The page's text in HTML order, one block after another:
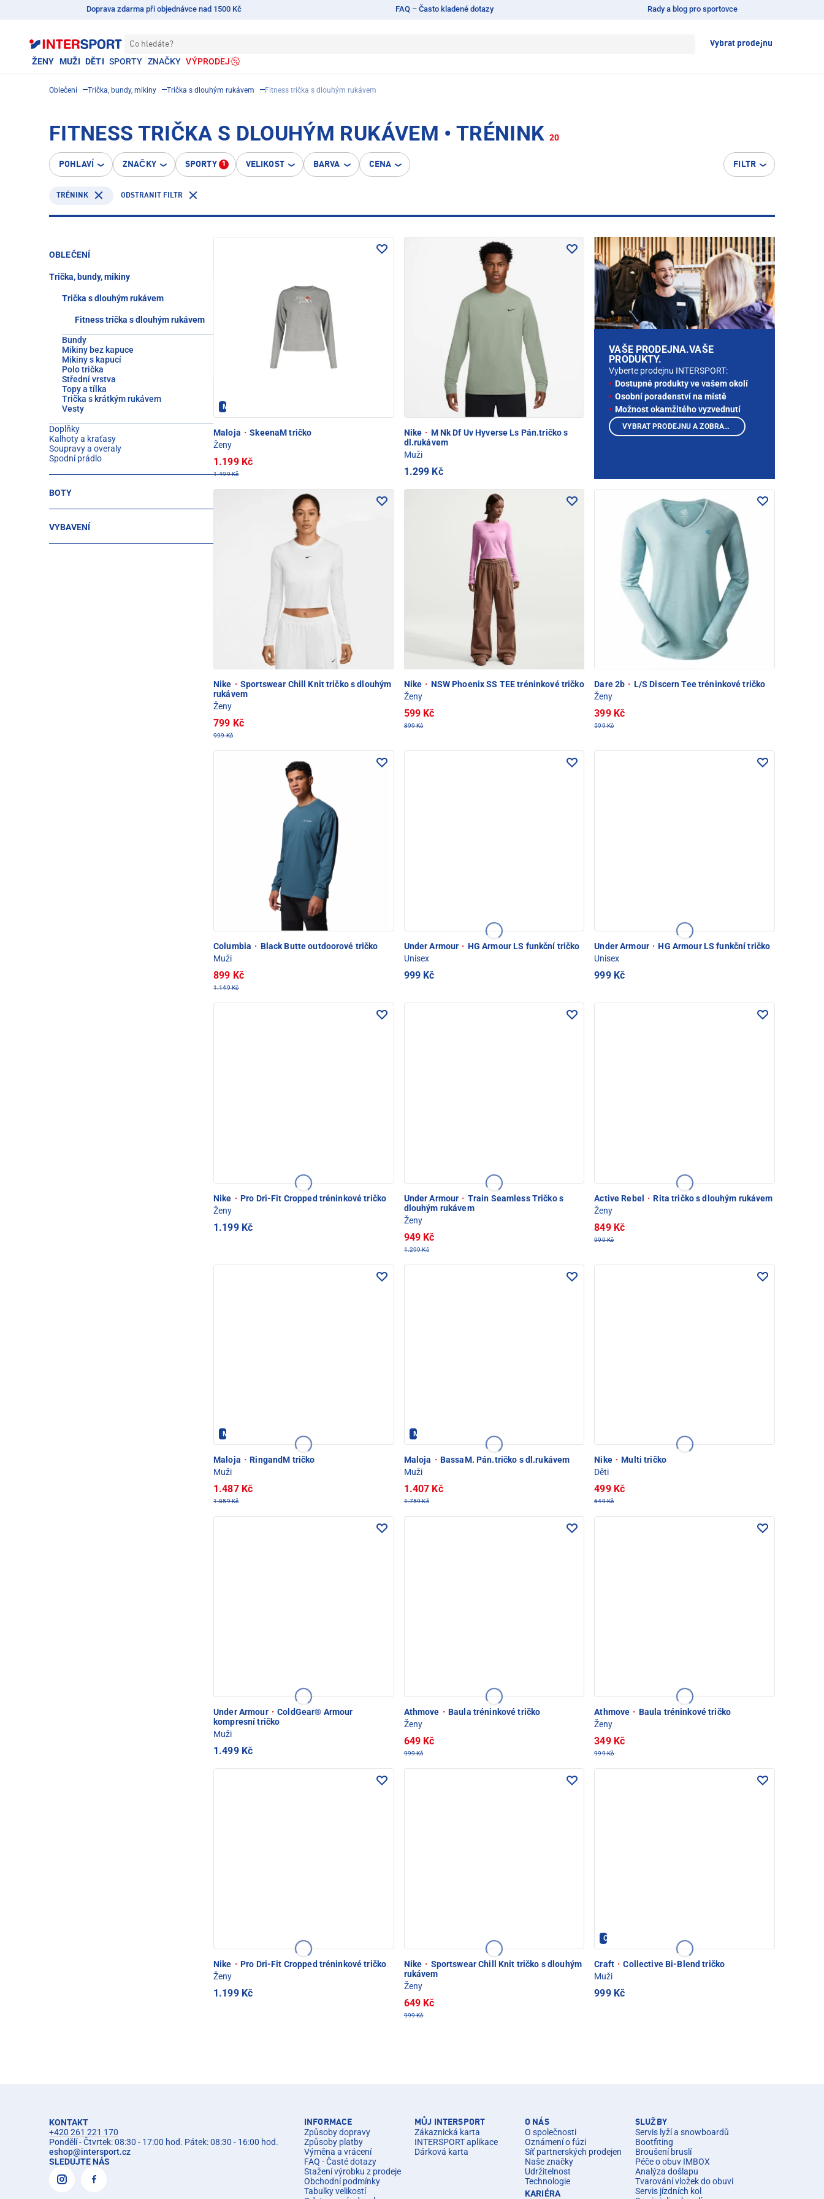
Doprava zdarma při objednávce nad 1500 Kč FAQ – Často kladené dotazy Rady a blog pro sportovce
Co hledáte? Vybrat prodejnu
ŽENY MUŽI DĚTI SPORTY ZNAČKY VÝPRODEJ
Oblečení Trička, bundy, mikiny Trička s dlouhým rukávem Fitness trička s dlouhým rukávem
FITNESS TRIČKA S DLOUHÝM RUKÁVEM • TRÉNINK 20
POHLAVÍ ZNAČKY SPORTY 1 VELIKOST BARVA CENA FILTR
TRÉNINK ODSTRANIT FILTR
OBLEČENÍ
Trička, bundy, mikiny
Trička s dlouhým rukávem
Fitness trička s dlouhým rukávem
Bundy
Mikiny bez kapuce
Mikiny s kapucí
Polo trička
Střední vrstva
Topy a tílka
Trička s krátkým rukávem
Vesty
Doplňky
Kalhoty a kraťasy
Soupravy a overaly
Spodní prádlo
BOTY
VYBAVENÍ
Maloja - PEC POD SNĚŽKOU
Maloja · SkeenaM tričko
Ženy
1.199 Kč
1.499 Kč
Nike · M Nk Df Uv Hyverse Ls Pán.tričko s
dl.rukávem
Muži
1.299 Kč
Nike · Sportswear Chill Knit tričko s dlouhým
rukávem
Ženy
799 Kč
999 Kč
Nike · NSW Phoenix SS TEE tréninkové tričko
Ženy
599 Kč
899 Kč
Dare 2b · L/S Discern Tee tréninkové tričko
Ženy
399 Kč
599 Kč
Columbia · Black Butte outdoorové tričko
Muži
899 Kč
1.149 Kč
Under Armour · HG Armour LS funkční tričko
Unisex
999 Kč
Under Armour · HG Armour LS funkční tričko
Unisex
999 Kč
Nike · Pro Dri-Fit Cropped tréninkové tričko
Ženy
1.199 Kč
Under Armour · Train Seamless Tričko s
dlouhým rukávem
Ženy
949 Kč
1.299 Kč
Active Rebel · Rita tričko s dlouhým rukávem
Ženy
849 Kč
999 Kč
Maloja - PEC POD SNĚŽKOU
Maloja · RingandM tričko
Muži
1.487 Kč
1.859 Kč
Maloja - PEC POD SNĚŽKOU
Maloja · BassaM. Pán.tričko s dl.rukávem
Muži
1.407 Kč
1.759 Kč
Nike · Multi tričko
Děti
499 Kč
649 Kč
Under Armour · ColdGear® Armour
kompresní tričko
Muži
1.499 Kč
Athmove · Baula tréninkové tričko
Ženy
649 Kč
999 Kč
Athmove · Baula tréninkové tričko
Ženy
349 Kč
999 Kč
Nike · Pro Dri-Fit Cropped tréninkové tričko
Ženy
1.199 Kč
Nike · Sportswear Chill Knit tričko s dlouhým
rukávem
Ženy
649 Kč
999 Kč
CRAFT - PEC POD SNĚŽKOU
Craft · Collective Bi-Blend tričko
Muži
999 Kč
VAŠE PRODEJNA.VAŠE
PRODUKTY.
Vyberte prodejnu INTERSPORT:
Dostupné produkty ve vašem okolí
Osobní poradenství na místě
Možnost okamžitého vyzvednutí
VYBRAT PRODEJNU A ZOBRAZIT PRODUKTY
KONTAKT
+420 261 221 170
Pondělí - Čtvrtek: 08:30 - 17:00 hod. Pátek: 08:30 - 16:00 hod.
eshop@intersport.cz
SLEDUJTE NÁS
INFORMACE
Způsoby dopravy
Způsoby platby
Výměna a vrácení
FAQ - Časté dotazy
Stažení výrobku z prodeje
Obchodní podmínky
Tabulky velikostí
MŮJ INTERSPORT
Zákaznická karta
INTERSPORT aplikace
Dárková karta
O NÁS
O společnosti
Oznámení o fúzi
Síť partnerských prodejen
Naše značky
Udržitelnost
Technologie
KARIÉRA
SLUŽBY
Servis lyží a snowboardů
Bootfiting
Broušení bruslí
Péče o obuv IMBOX
Analýza došlapu
Tvarování vložek do obuvi
Servis jízdních kol